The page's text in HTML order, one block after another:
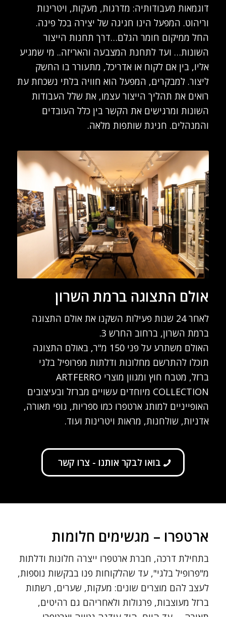
דוגמאות מעבודותיה: מדרגות, מעקות, ויטרינות
וריהוט. המפעל הינו חגיגה של יצירה בכל פינה.
החל ממיקום חומר הגלם…דרך תחנות הייצור
השונות… ועד לתחנת המצבעה והאריזה.. מי שמגיע
אליו, בין אם לקוח או אדריכל, מתעורר בו החשק
ליצור. למבקרים, המפעל הוא חוויה בלתי נשכחת עת
רואים את תהליך הייצור עצמו, את שלל העבודות
השונות ומרגישים את הקשר בין כלל העובדים
והמנהלים. חגיגת שותפות מלאה.
אולם התצוגה ברמת השרון
לאחר 24 שנות פעילות השקנו את אולם התצוגה
ברמת השרון, ברחוב החרש 3.
האולם משתרע על פני 150 מ"ר, באולם התצוגה
תוכלו להתרשם מחלונות ודלתות מפרופיל בלגי
ברזל, מטבח חוץ ומגוון מוצרי ARTFERRO
COLLECTION מיוחדים עשויים מברזל ובעיצובים
האופייניים למותג ארטפרו כמו ספריות, גופי תאורה,
אדניות, שולחנות, מראות ויטרינות ועוד.
בואו לבקר אותנו - צרו קשר
ארטפרו – מגשימים חלומות
בתחילת דרכה, חברת ארטפרו ייצרה חלונות ודלתות
מ"פרופיל בלגי", עד שהלקוחות פנו בבקשות נוספות,
לעצב להם מוצרים שונים: מעקות, שערים, רשתות
ברזל מעוצבות, פרגולות ולאחריהם גם רהיטים,